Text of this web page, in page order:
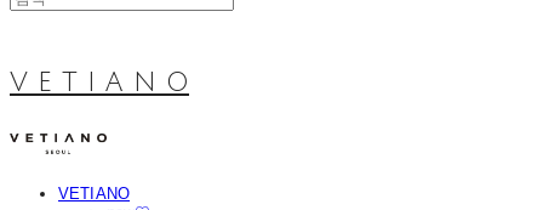
V E T I A N O
VETIANO